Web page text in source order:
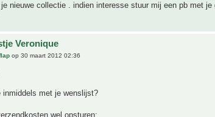
je nieuwe collectie . indien interesse stuur mij een pb met
Veronique
op 30 maart 2012 02:36
inmiddels met je wenslijst?
wel opsturen: